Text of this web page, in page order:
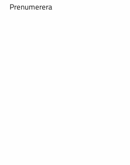
Prenumerera